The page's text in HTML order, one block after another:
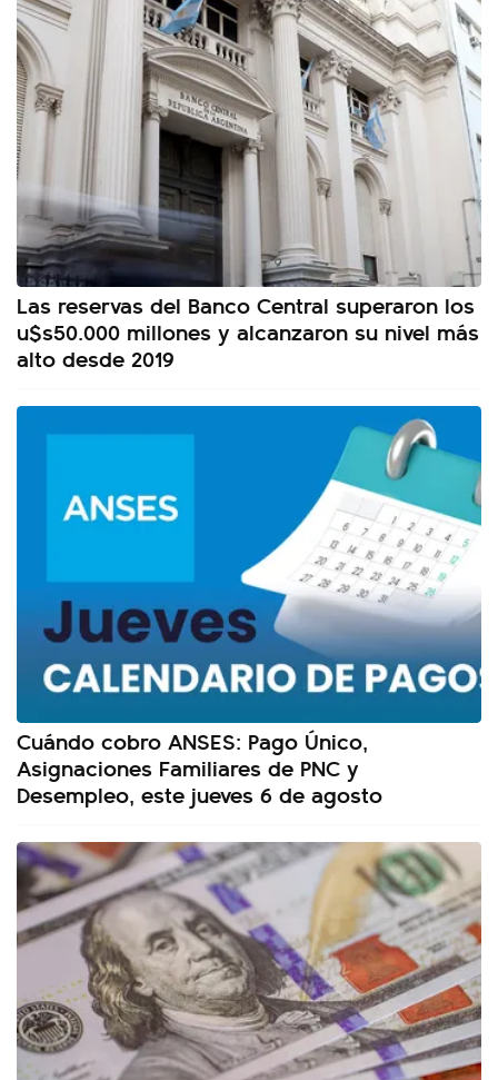
Las reservas del Banco Central superaron los
u$s50.000 millones y alcanzaron su nivel más
alto desde 2019
Cuándo cobro ANSES: Pago Único,
Asignaciones Familiares de PNC y
Desempleo, este jueves 6 de agosto